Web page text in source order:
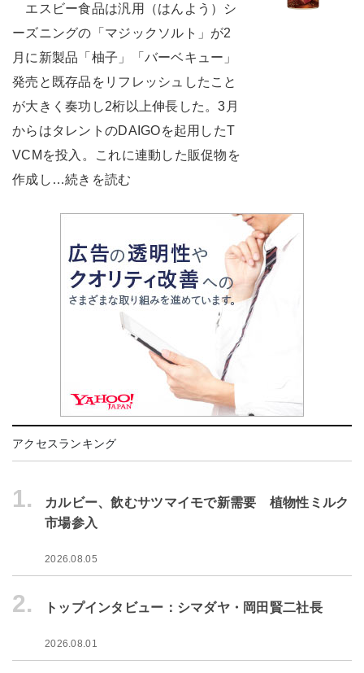
エスビー食品は汎用（はんよう）シ
ーズニングの「マジックソルト」が2
月に新製品「柚子」「バーベキュー」
発売と既存品をリフレッシュしたこと
が大きく奏功し2桁以上伸長した。3月
からはタレントのDAIGOを起用したT
VCMを投入。これに連動した販促物を
作成し…続きを読む
アクセスランキング
1.
カルビー、飲むサツマイモで新需要 植物性ミルク
市場参入
2026.08.05
2. トップインタビュー：シマダヤ・岡田賢二社長
2026.08.01